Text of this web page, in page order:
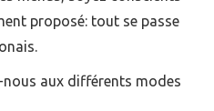
proposé: tout se passe
aux différents modes